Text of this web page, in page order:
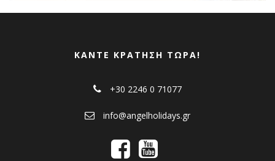
ΚΆΝΤΕ ΚΡΆΤΗΣΗ ΤΏΡΑ!
+30 2246 0 71077
info@angelholidays.gr